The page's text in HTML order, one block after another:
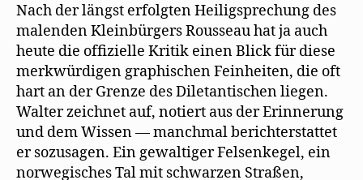
Nach der längst erfolgten Heiligsprechung des
malenden Kleinbürgers Rousseau hat ja auch
heute die ofﬁzielle Kritik einen Blick für diese
merkwürdigen graphischen Feinheiten, die oft
hart an der Grenze des Diletantischen liegen.
Walter zeichnet auf, notiert aus der Erinnerung
und dem Wissen — manchmal berichterstattet
er sozusagen. Ein gewaltiger Felsenkegel, ein
norwegisches Tal mit schwarzen Straßen,